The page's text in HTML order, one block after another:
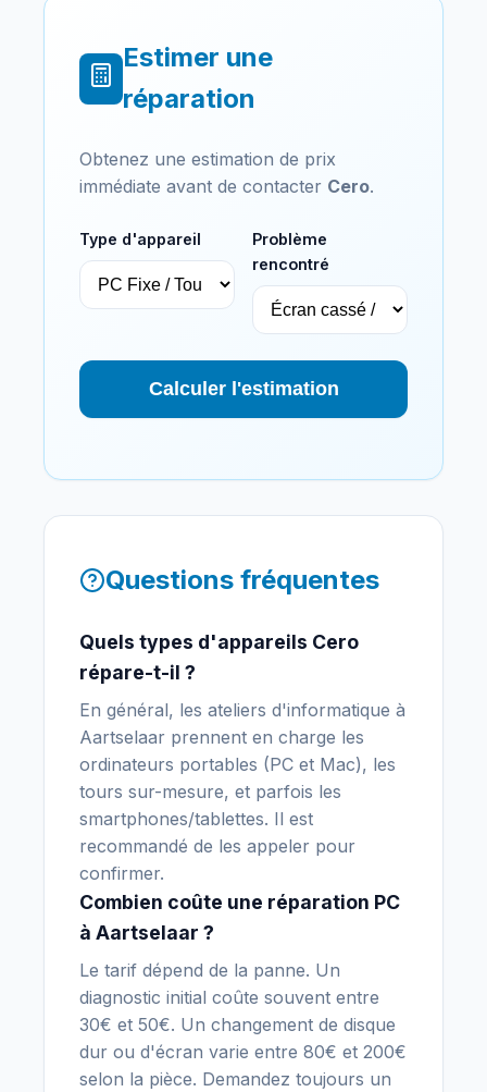
Estimer une
réparation
Obtenez une estimation de prix
immédiate avant de contacter Cero.
Type d'appareil
Problème
rencontré
Calculer l'estimation
Questions fréquentes
Quels types d'appareils Cero
répare-t-il ?
En général, les ateliers d'informatique à
Aartselaar prennent en charge les
ordinateurs portables (PC et Mac), les
tours sur-mesure, et parfois les
smartphones/tablettes. Il est
recommandé de les appeler pour
confirmer.
Combien coûte une réparation PC
à Aartselaar ?
Le tarif dépend de la panne. Un
diagnostic initial coûte souvent entre
30€ et 50€. Un changement de disque
dur ou d'écran varie entre 80€ et 200€
selon la pièce. Demandez toujours un